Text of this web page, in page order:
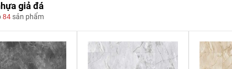
giả đá
84sản phẩm